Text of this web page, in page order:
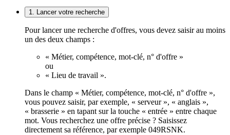
1. Lancer votre recherche
Pour lancer une recherche d'offres, vous devez saisir au moins
un des deux champs :
« Métier, compétence, mot-clé, n° d'offre »
ou
« Lieu de travail ».
Dans le champ « Métier, compétence, mot-clé, n° d'offre »,
vous pouvez saisir, par exemple, « serveur », « anglais »,
« brasserie » en tapant sur la touche « entrée » entre chaque
mot. Vous recherchez une offre précise ? Saisissez
directement sa référence, par exemple 049RSNK.